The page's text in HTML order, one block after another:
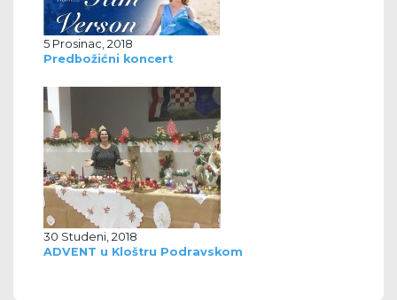
5 Prosinac, 2018
Predbožićni koncert
30 Studeni, 2018
ADVENT u Kloštru Podravskom